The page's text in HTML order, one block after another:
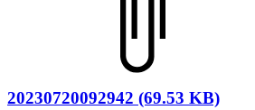
20230720092942 (69.53 KB)